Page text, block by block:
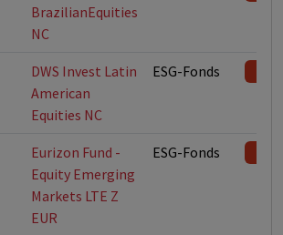
BrazilianEquities
NC
DWS Invest Latin
American
Equities NC
ESG-Fonds
Eurizon Fund -
Equity Emerging
Markets LTE Z
EUR
ESG-Fonds